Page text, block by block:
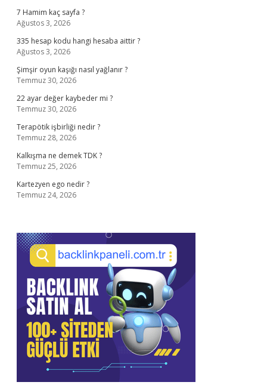
7 Hamim kaç sayfa ?
Ağustos 3, 2026
335 hesap kodu hangi hesaba aittir ?
Ağustos 3, 2026
Şimşir oyun kaşığı nasıl yağlanır ?
Temmuz 30, 2026
22 ayar değer kaybeder mi ?
Temmuz 30, 2026
Terapötik işbirliği nedir ?
Temmuz 28, 2026
Kalkışma ne demek TDK ?
Temmuz 25, 2026
Kartezyen ego nedir ?
Temmuz 24, 2026